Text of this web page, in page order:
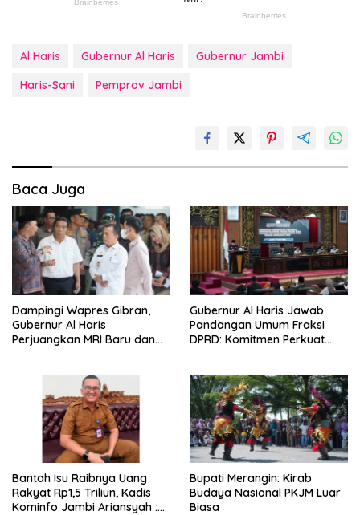
Al Haris Gubernur Al Haris
Gubernur Jambi
Haris-Sani
Pemprov Jambi
Baca Juga
Dampingi Wapres Gibran,
Gubernur Al Haris
Perjuangkan MRI Baru dan
Gubernur Al Haris Jawab
Pandangan Umum Fraksi
DPRD: Komitmen Perkuat
Bantah Isu Raibnya Uang
Rakyat Rp1,5 Triliun, Kadis
Kominfo Jambi Ariansyah :
Bupati Merangin: Kirab
Budaya Nasional PKJM Luar
Biasa